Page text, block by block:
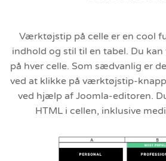
Værktøjstip på celle er en cool
indhold og stil til en tabel. Du
på hver celle. Som sædvanlig er
ved at klikke på værktøjstip-
ved hjælp af Joomla-editoren.
HTML i cellen, inklusive